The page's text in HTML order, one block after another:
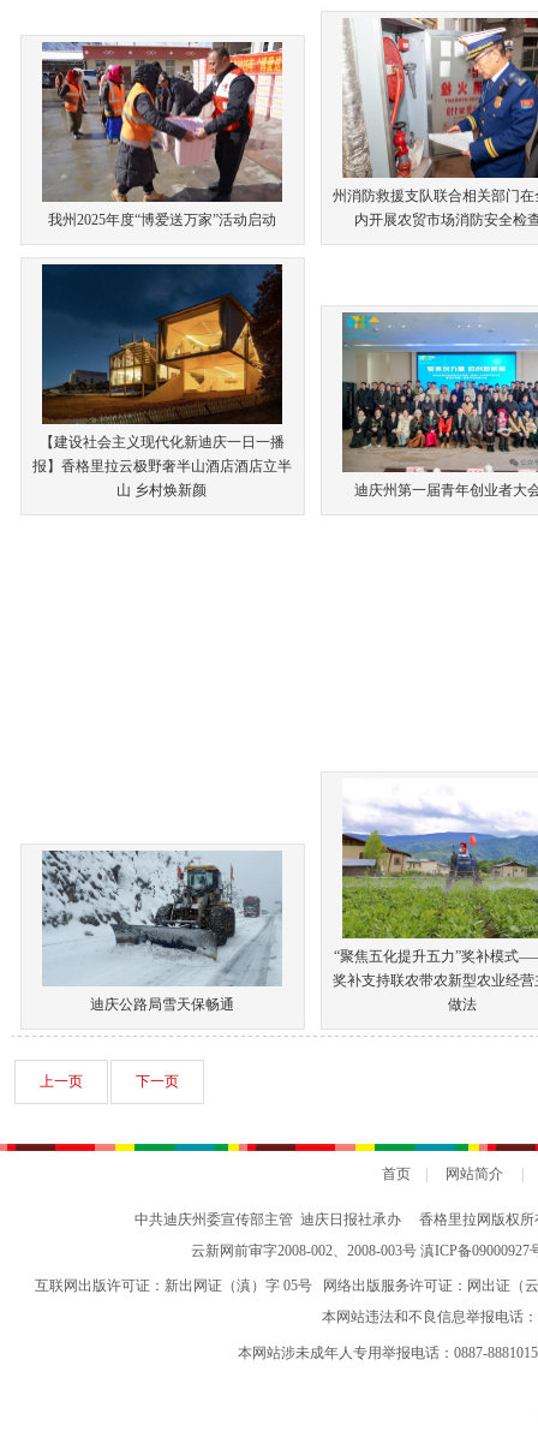
我州2025年度“博爱送万家”活动启动
州消防救援支队联合相关部门在
内开展农贸市场消防安全检
【建设社会主义现代化新迪庆一日一播
报】香格里拉云极野奢半山酒店酒店立半
山 乡村焕新颜
迪庆州第一届青年创业者大
迪庆公路局雪天保畅通
“聚焦五化提升五力”奖补模式
奖补支持联农带农新型农业经营
做法
上一页 下一页